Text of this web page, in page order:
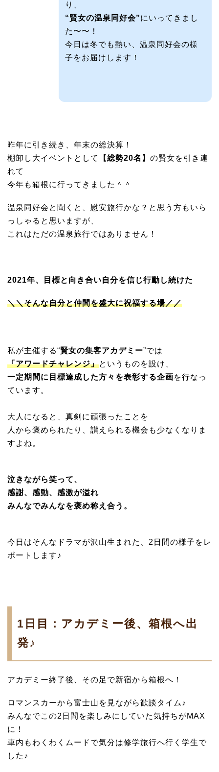
り、
“賢女の温泉同好会”にいってきまし
た〜〜！
今日は冬でも熱い、温泉同好会の様
子をお届けします！
昨年に引き続き、年末の総決算！
棚卸し大イベントとして
【総勢20名】 の賢女を引き連
れて
今年も箱根に行ってきました＾＾
温泉同好会と聞くと、慰安旅行かな？と思う方もいら
っしゃると思いますが、
これはただの温泉旅行ではありません！
2021年、目標と向き合い自分を信じ行動し続けた
＼＼そんな自分と仲間を盛大に祝福する場／／
私が主催する“賢女の集客アカデミー”では
「アワードチャレンジ」というものを設け、
一定期間に目標達成した方々を表彰する企画を行なっ
ています。
大人になると、真剣に頑張ったことを
人から褒められたり、讃えられる機会も少なくなりま
すよね。
泣きながら笑って、
感謝、感動、感激が溢れ
みんなでみんなを褒め称え合う。
今日はそんなドラマが沢山生まれた、2日間の様子をレ
ポートします♪
1日目：アカデミー後、箱根へ出
発♪
アカデミー終了後、その足で新宿から箱根へ！
ロマンスカーから富士山を見ながら歓談タイム♪
みんなでこの2日間を楽しみにしていた気持ちがMAX
に！
車内もわくわくムードで気分は修学旅行へ行く学生で
した♪